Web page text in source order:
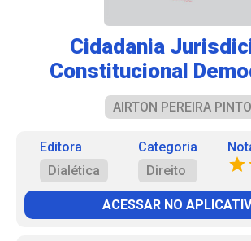
Cidadania
Constitucional
AIRTON PEREIRA PINTO
Editora
Dialética
Categoria
Direito
ACESSAR NO